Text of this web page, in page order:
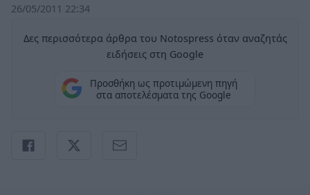
26/05/2011 22:34
Δες περισσότερα άρθρα του Notospress όταν αναζητάς
ειδήσεις στη Google
Προσθήκη ως προτιμώμενη πηγή
στα αποτελέσματα της Google